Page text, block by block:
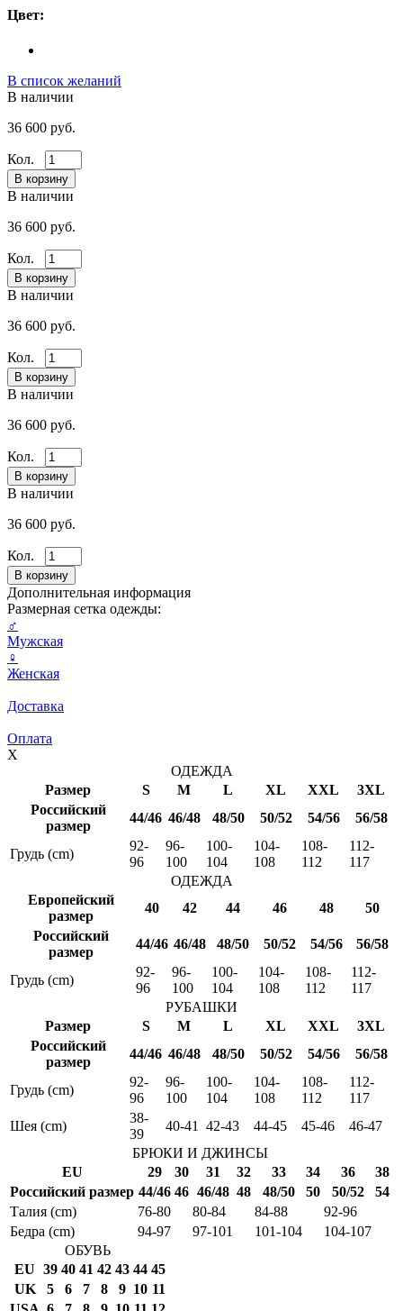
Цвет:
В список желаний
В наличии
36 600 руб.
Кол.
В наличии
36 600 руб.
Кол.
В наличии
36 600 руб.
Кол.
В наличии
36 600 руб.
Кол.
В наличии
36 600 руб.
Кол.
Дополнительная информация
Размерная сетка одежды:
♂
Мужская
♀
Женская
Доставка
Оплата
X
ОДЕЖДА
Размер
S M L XL XXL
3XL
Российский
размер
44/46 46/48 48/50 50/52 54/56 56/58
Грудь (cm)
92-
96
96-
100
100-
104
104-
108
108-
112
112-
117
ОДЕЖДА
Европейский
размер
40 42 44 46 48
50
Российский
размер
44/46 46/48 48/50 50/52 54/56 56/58
Грудь (cm)
92-
96
96-
100
100-
104
104-
108
108-
112
112-
117
РУБАШКИ
Размер
S M L XL XXL
3XL
Российский
размер
44/46 46/48 48/50 50/52 54/56 56/58
Грудь (cm)
92-
96
96-
100
100-
104
104-
108
108-
112
112-
117
Шея (cm)
38-
39
40-41 42-43 44-45 45-46
46-47
БРЮКИ И ДЖИНСЫ
EU
29 30 31 32 33 34 36
38
Российский размер 44/46 46 46/48 48 48/50 50 50/52
54
Талия (cm)
76-80 80-84 84-88
92-96
Бедра (cm)
94-97 97-101 101-104
104-107
ОБУВЬ
EU 39 40 41 42 43 44 45
UK
5 6 7 8 9 10 11